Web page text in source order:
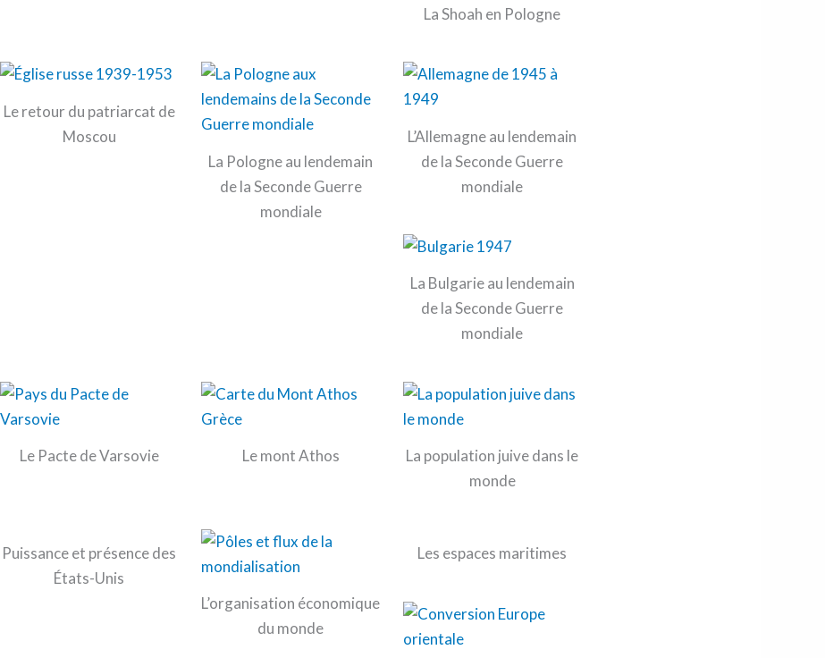
La Shoah en Pologne
Le retour du patriarcat de
Moscou
La Pologne au lendemain
de la Seconde Guerre
mondiale
L’Allemagne au lendemain
de la Seconde Guerre
mondiale
La Bulgarie au lendemain
de la Seconde Guerre
mondiale
Le Pacte de Varsovie
Le mont Athos
La population juive dans le
monde
Puissance et présence des
États-Unis
L’organisation économique
du monde
Les espaces maritimes